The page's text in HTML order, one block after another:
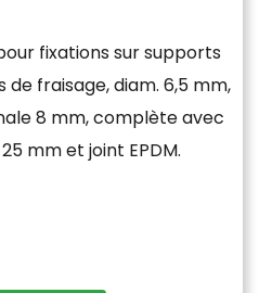
fixations sur supports
fraisage, diam. 6,5 mm,
8 mm, complète avec
mm et joint EPDM.